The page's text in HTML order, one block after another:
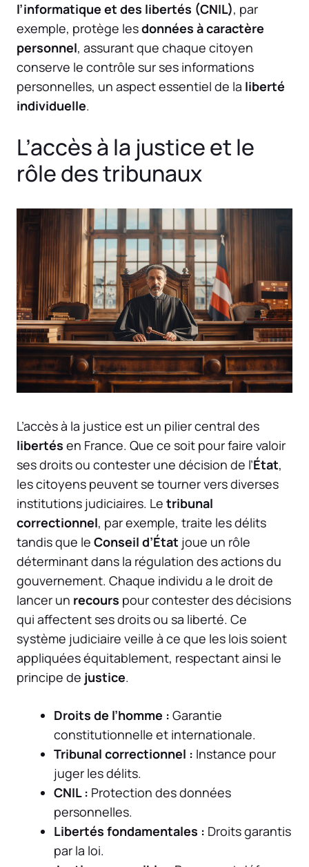
l’informatique et des libertés (CNIL), par
exemple, protège lesdonnées à caractère
personnel, assurant que chaque citoyen
conserve le contrôle sur ses informations
personnelles, un aspect essentiel de la liberté
individuelle.
L’accès à la justice et le
rôle des tribunaux
L’accès à la justice est un pilier central des
libertés en France. Que ce soit pour faire valoir
ses droits ou contester une décision de l’État,
les citoyens peuvent se tourner vers diverses
institutions judiciaires. Le tribunal
correctionnel, par exemple, traite les délits
tandis que le Conseil d’État joue un rôle
déterminant dans la régulation des actions du
gouvernement. Chaque individu a le droit de
lancer un recours pour contester des décisions
qui affectent ses droits ou sa liberté. Ce
système judiciaire veille à ce que les lois soient
appliquées équitablement, respectant ainsi le
principe de justice.
Droits de l’homme : Garantie
constitutionnelle et internationale.
Tribunal correctionnel : Instance pour
juger les délits.
CNIL : Protection des données
personnelles.
Libertés fondamentales : Droits garantis
par la loi.